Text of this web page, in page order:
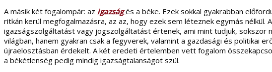
A másik két fogalompár: az igazságés a béke. Ezek sokkal gyakrabban
ritkán kerül megfogalmazásra, az az, hogy ezek sem léteznek egymás
igazságszolgáltatást vagy jogszolgáltatást értenek, ami mint tudjuk, sokszor
világban, hanem gyakran csak a fegyverek, valamint a gazdasági és politikai
újraelosztásban érdekelt. A két eredeti értelemben vett fogalom
a békétlenség pedig mindig igazságtalanságot szül.